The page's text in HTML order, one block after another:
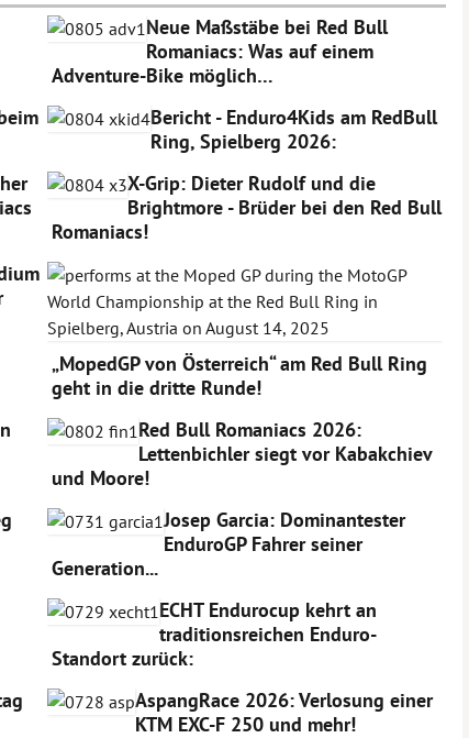
Neue Maßstäbe bei Red Bull
Romaniacs: Was auf einem
Adventure-Bike möglich…
Bericht - Enduro4Kids am RedBull
Ring, Spielberg 2026:
X-Grip: Dieter Rudolf und die
Brightmore - Brüder bei den Red Bull
Romaniacs!
„MopedGP von Österreich“ am Red Bull Ring
geht in die dritte Runde!
Red Bull Romaniacs 2026:
Lettenbichler siegt vor Kabakchiev
und Moore!
Josep Garcia: Dominantester
EnduroGP Fahrer seiner
Generation...
ECHT Endurocup kehrt an
traditionsreichen Enduro-
Standort zurück:
AspangRace 2026: Verlosung einer
KTM EXC-F 250 und mehr!